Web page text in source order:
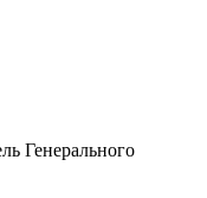
Генерального